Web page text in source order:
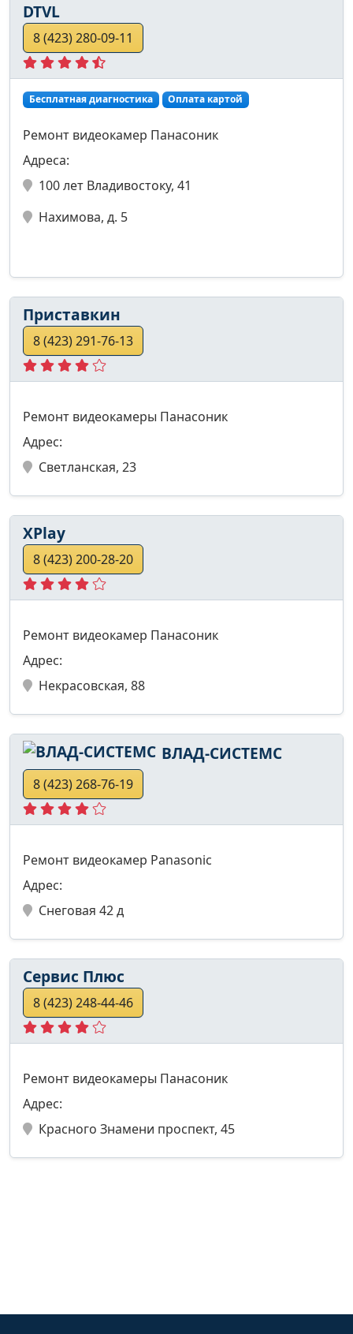
DTVL
8 (423) 280-09-11
Бесплатная диагностика Оплата картой
Ремонт видеокамер Панасоник
Адреса:
100 лет Владивостоку, 41
Нахимова, д. 5
Приставкин
8 (423) 291-76-13
Ремонт видеокамеры Панасоник
Адрес:
Светланская, 23
XPlay
8 (423) 200-28-20
Ремонт видеокамер Панасоник
Адрес:
Некрасовская, 88
ВЛАД-СИСТЕМС
8 (423) 268-76-19
Ремонт видеокамер Panasonic
Адрес:
Снеговая 42 д
Сервис Плюс
8 (423) 248-44-46
Ремонт видеокамеры Панасоник
Адрес:
Красного Знамени проспект, 45